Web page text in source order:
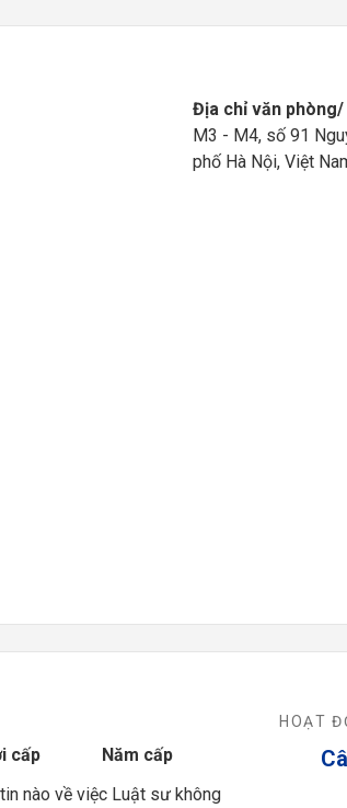
Địa chỉ văn phòng/
M3 - M4, số 91
phố Hà Nội, Việt
cấp
Năm cấp
nào về việc Luật sư không
HOẠT